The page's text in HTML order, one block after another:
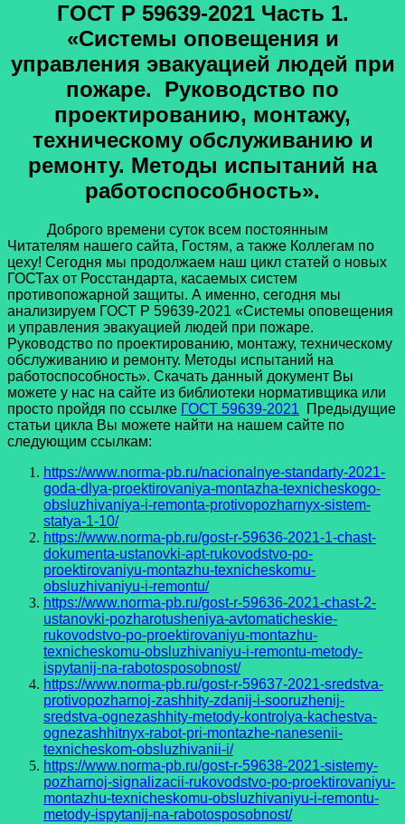
ГОСТ Р 59639-2021 Часть 1.
«Системы оповещения и
управления эвакуацией людей при
пожаре. Руководство по
проектированию, монтажу,
техническому обслуживанию и
ремонту. Методы испытаний на
работоспособность».
Доброго времени суток всем постоянным
Читателям нашего сайта, Гостям, а также Коллегам по
цеху! Сегодня мы продолжаем наш цикл статей о новых
ГОСТах от Росстандарта, касаемых систем
противопожарной защиты. А именно, сегодня мы
анализируем ГОСТ Р 59639-2021 «Системы оповещения
и управления эвакуацией людей при пожаре.
Руководство по проектированию, монтажу, техническому
обслуживанию и ремонту. Методы испытаний на
работоспособность». Скачать данный документ Вы
можете у нас на сайте из библиотеки нормативщика или
просто пройдя по ссылке ГОСТ 59639-2021
Предыдущие
статьи цикла Вы можете найти на нашем сайте по
следующим ссылкам:
https://www.norma-pb.ru/nacionalnye-standarty-2021-
goda-dlya-proektirovaniya-montazha-texnicheskogo-
obsluzhivaniya-i-remonta-protivopozharnyx-sistem-
statya-1-10/
https://www.norma-pb.ru/gost-r-59636-2021-1-chast-
dokumenta-ustanovki-apt-rukovodstvo-po-
proektirovaniyu-montazhu-texnicheskomu-
obsluzhivaniyu-i-remontu/
https://www.norma-pb.ru/gost-r-59636-2021-chast-2-
ustanovki-pozharotusheniya-avtomaticheskie-
rukovodstvo-po-proektirovaniyu-montazhu-
texnicheskomu-obsluzhivaniyu-i-remontu-metody-
ispytanij-na-rabotosposobnost/
https://www.norma-pb.ru/gost-r-59637-2021-sredstva-
protivopozharnoj-zashhity-zdanij-i-sooruzhenij-
sredstva-ognezashhity-metody-kontrolya-kachestva-
ognezashhitnyx-rabot-pri-montazhe-nanesenii-
texnicheskom-obsluzhivanii-i/
https://www.norma-pb.ru/gost-r-59638-2021-sistemy-
pozharnoj-signalizacii-rukovodstvo-po-proektirovaniyu-
montazhu-texnicheskomu-obsluzhivaniyu-i-remontu-
metody-ispytanij-na-rabotosposobnost/